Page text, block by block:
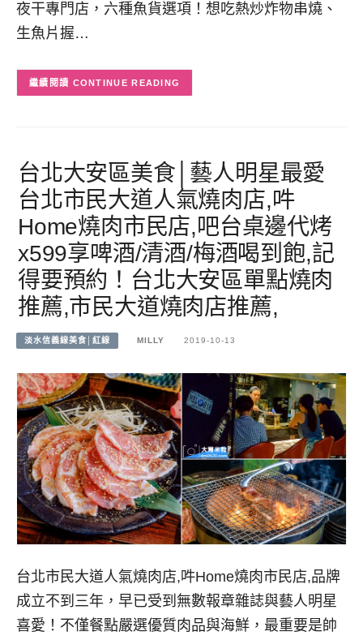
夜干專門店，六種魚貨選項！想吃熱炒炸物串燒、
生魚片握…
CONTINUE READING
台北大安區美食│藝人明星最愛
台北市民大道人氣燒肉店,吽
Home燒肉市民店,吧台桌邊代烤
x599享啤酒/清酒/梅酒喝到飽,記
得要預約！台北大安區單點燒肉
推薦,市民大道燒肉店推薦,
淡水信義線美食│紅線 MILLY 2019-10-13
台北市民大道人氣燒肉店,吽Home燒肉市民店,品牌
成立不到三年，早已受到無數報章雜誌與藝人明星
喜愛！不僅餐點嚴選優質肉品與海鮮，最重要是帥